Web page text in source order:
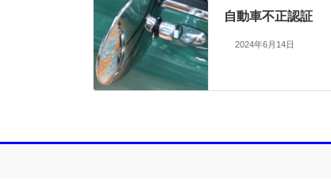
自動車不正認証
2024年6月14日